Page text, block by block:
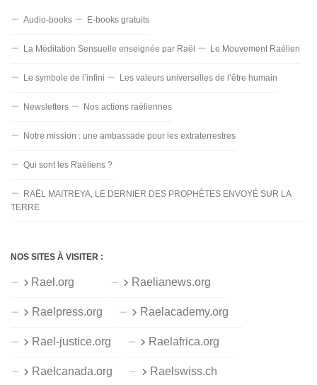
Audio-books E-books gratuits
La Méditation Sensuelle enseignée par Raël Le Mouvement Raélien
Le symbole de l’infini Les valeurs universelles de l’être humain
Newsletters Nos actions raéliennes
Notre mission : une ambassade pour les extraterrestres
Qui sont les Raéliens ?
RAËL MAITREYA, LE DERNIER DES PROPHÈTES ENVOYÉ SUR LA
TERRE
NOS SITES À VISITER :
Rael.org Raelianews.org
Raelpress.org Raelacademy.org
Rael-justice.org Raelafrica.org
Raelcanada.org Raelswiss.ch